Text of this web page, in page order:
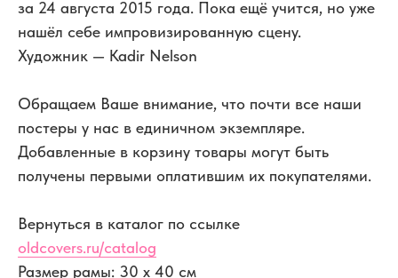
за 24 августа 2015 года. Пока ещё учится, но уже
нашёл себе импровизированную сцену.
Художник — Kadir Nelson
Обращаем Ваше внимание, что почти все наши
постеры у нас в единичном экземпляре.
Добавленные в корзину товары могут быть
получены первыми оплатившим их покупателями.
Вернуться в каталог по ссылке
oldcovers.ru/catalog
Размер рамы: 30 x 40 см